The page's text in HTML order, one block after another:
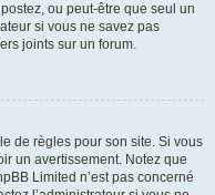
ou peut-être que seul un
si vous ne savez pas
joints sur un forum.
de règles pour son site. Si vous
un avertissement. Notez que
Limited n’est pas concerné